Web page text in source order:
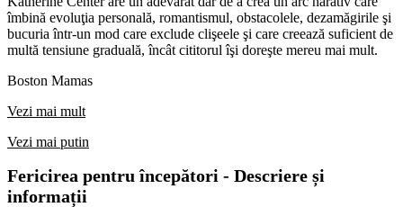
îmbină evoluţia personală, romantismul, obstacolele, dezamăgirile şi
bucuria într-un mod care exclude clişeele şi care creează suficient de
multă tensiune graduală, încât cititorul îşi doreşte mereu mai mult.
Boston Mamas
Vezi mai mult
Vezi mai putin
Fericirea pentru începători - Descriere și
informații